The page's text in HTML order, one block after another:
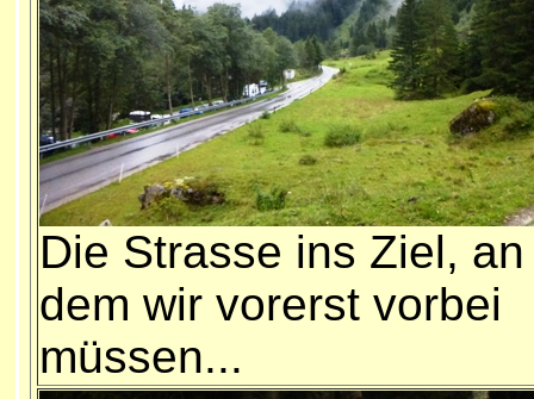
Die Strasse ins Ziel, an
dem wir vorerst vorbei
müssen...